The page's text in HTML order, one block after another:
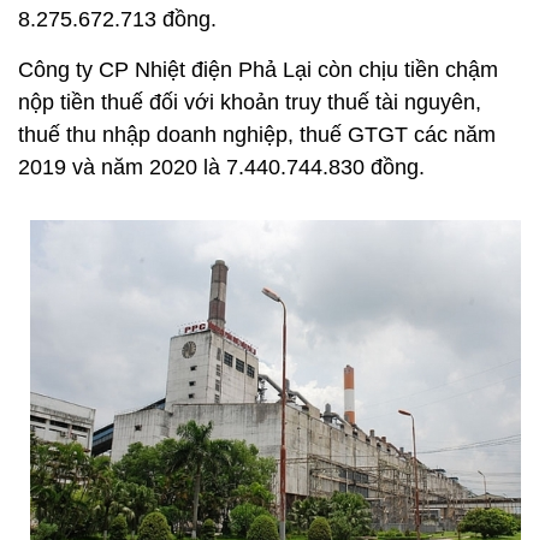
8.275.672.713 đồng.
Công ty CP Nhiệt điện Phả Lại còn chịu tiền chậm
nộp tiền thuế đối với khoản truy thuế tài nguyên,
thuế thu nhập doanh nghiệp, thuế GTGT các năm
2019 và năm 2020 là 7.440.744.830 đồng.